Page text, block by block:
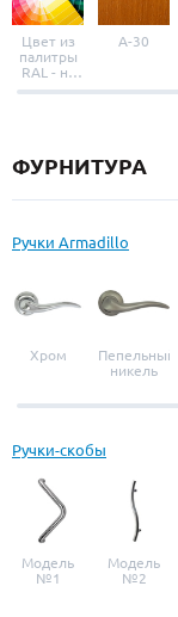
Цвет из
палитры
RAL - на
выбор
A-30
ФУРНИТУРА
Ручки Armadillo
Хром
Пепельный
никель
Ручки-скобы
Модель
№1
Модель
№2